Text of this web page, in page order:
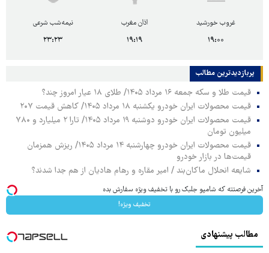
غروب خورشید
۱۹:۰۰
اذان مغرب
۱۹:۱۹
نیمه‌شب شرعی
۲۳:۲۳
پربازدیدترین‌ مطالب
قیمت طلا و سکه جمعه ۱۶ مرداد ۱۴۰۵/ طلای ۱۸ عیار امروز چند؟
قیمت محصولات ایران خودرو یکشنبه ۱۸ مرداد ۱۴۰۵/ کاهش قیمت ۲۰۷
قیمت محصولات ایران خودرو دوشنبه ۱۹ مرداد ۱۴۰۵/ تارا ۲ میلیارد و ۷۸۰
میلیون تومان
قیمت محصولات ایران خودرو چهارشنبه ۱۴ مرداد ۱۴۰۵/ ریزش همزمان
قیمت‌ها در بازار خودرو
شایعه انحلال ماکان‌بند / امیر مقاره و رهام هادیان از هم جدا شدند؟
آخرین فرصتته که شامپو جلبک رو با تخفیف ویژه سفارش بده
تخفیف ویژه!
مطالب پیشنهادی